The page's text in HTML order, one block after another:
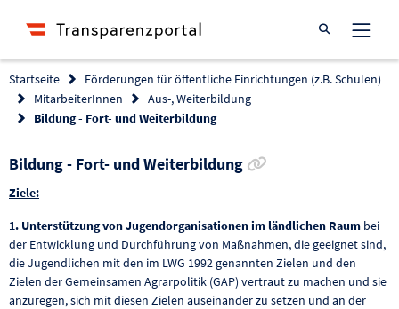
Suche öffnen
Startseite
Förderungen für öffentliche Einrichtungen (z.B. Schulen)
MitarbeiterInnen
Aus-, Weiterbildung
Bildung - Fort- und Weiterbildung
Bildung - Fort- und Weiterbildung
Ziele:
1. Unterstützung von Jugendorganisationen im ländlichen Raum bei
der Entwicklung und Durchführung von Maßnahmen, die geeignet sind,
die Jugendlichen mit den im LWG 1992 genannten Zielen und den
Zielen der Gemeinsamen Agrarpolitik (GAP) vertraut zu machen und sie
anzuregen, sich mit diesen Zielen auseinander zu setzen und an der